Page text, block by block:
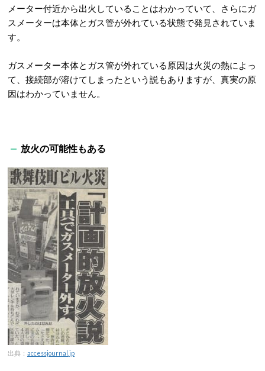
メーター付近から出火していることはわかっていて、さらにガ
スメーターは本体とガス管が外れている状態で発見されていま
す。
ガスメーター本体とガス管が外れている原因は火災の熱によっ
て、接続部が溶けてしまったという説もありますが、真実の原
因はわかっていません。
放火の可能性もある
出典： accessjournal.jp